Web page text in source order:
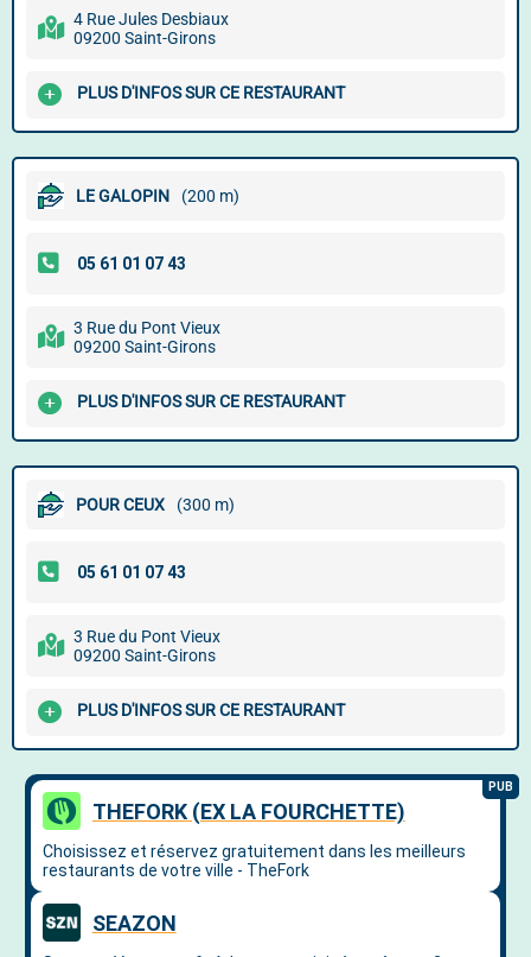
4 Rue Jules Desbiaux
09200 Saint-Girons
PLUS D'INFOS SUR CE RESTAURANT
LE GALOPIN (200 m)
3 Rue du Pont Vieux
09200 Saint-Girons
PLUS D'INFOS SUR CE RESTAURANT
POUR CEUX (300 m)
3 Rue du Pont Vieux
09200 Saint-Girons
PLUS D'INFOS SUR CE RESTAURANT